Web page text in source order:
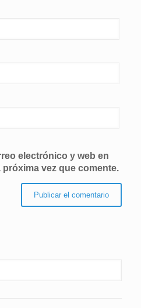
electrónico y web en
vez que comente.